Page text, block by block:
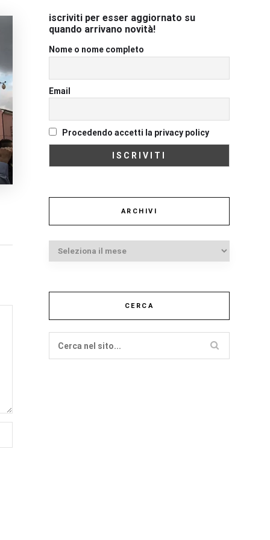
iscriviti per esser aggiornato su
quando arrivano novità!
Nome o nome completo
Email
Procedendo accetti la privacy policy
ARCHIVI
Archivi
CERCA